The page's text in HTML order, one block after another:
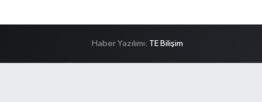
Haber Yazılımı: TE Bilişim